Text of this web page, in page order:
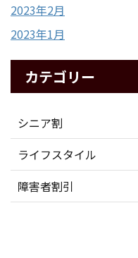
2023年2月
2023年1月
カテゴリー
シニア割
ライフスタイル
障害者割引